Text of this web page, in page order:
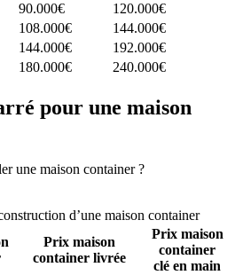
90.000€
120.000€
108.000€
144.000€
144.000€
192.000€
180.000€ 240.000€
pour une maison
une maison container ?
d’une maison container
Prix maison
container livrée
Prix maison
container
clé en main